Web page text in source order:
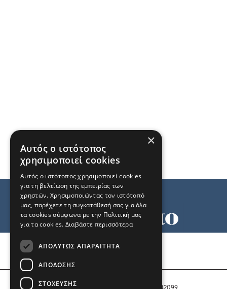
Αριθμός Πιστοποίησης Μ.Η.Τ. 242099
×
Αυτός ο ιστότοπος
χρησιμοποιεί cookies
Αυτός ο ιστότοπος χρησιμοποιεί cookies
για τη βελτίωση της εμπειρίας των
χρηστών. Χρησιμοποιώντας τον ιστότοπό
μας, παρέχετε τη συγκατάθεσή σας για όλα
τα cookies σύμφωνα με την Πολιτική μας
για τα cookies. Διαβάστε περισσότερα
ΑΠΟΛΎΤΩΣ ΑΠΑΡΑΊΤΗΤΑ
ΑΠΌΔΟΣΗΣ
ΣΤΌΧΕΥΣΗΣ